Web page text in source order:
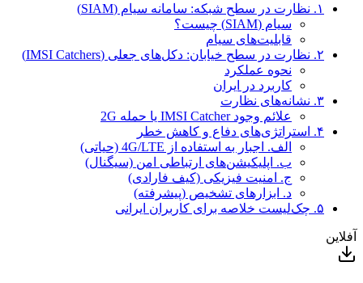
۱. نظارت در سطح شبکه: سامانه سیام (SIAM)
سیام (SIAM) چیست؟
قابلیت‌های سیام
۲. نظارت در سطح خیابان: دکل‌های جعلی (IMSI Catchers)
نحوه عملکرد
کاربرد در ایران
۳. نشانه‌های نظارت
علائم وجود IMSI Catcher یا حمله 2G
۴. استراتژی‌های دفاع و کاهش خطر
الف. اجبار به استفاده از 4G/LTE (حیاتی)
ب. اپلیکیشن‌های ارتباطی امن (سیگنال)
ج. امنیت فیزیکی (کیف فارادی)
د. ابزارهای تشخیص (پیشرفته)
۵. چک‌لیست خلاصه برای کاربران ایرانی
آفلاین